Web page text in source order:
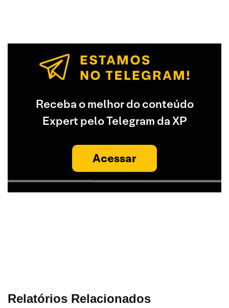
Receba o melhor do conteúdo
Expert pelo Telegram da XP
Acessar
Relatórios Relacionados